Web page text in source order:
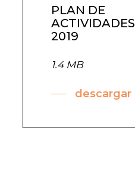
PLAN DE
ACTIVIDADES
2019
1.4 MB
descargar